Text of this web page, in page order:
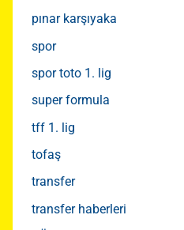
pınar karşıyaka
spor
spor toto 1. lig
super formula
tff 1. lig
tofaş
transfer
transfer haberleri